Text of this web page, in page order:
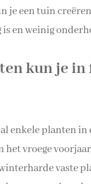
je een tuin
en weinig
kun je
enkele planten in
het vroege
vaste